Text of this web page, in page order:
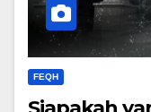
FEQH